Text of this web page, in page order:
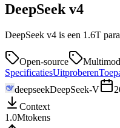
DeepSeek v4
DeepSeek v4 is een 1.6T
Open-source
SpecificatiesUitproberen
deepseekDeepSeek-V
Context
1.0Mtokens